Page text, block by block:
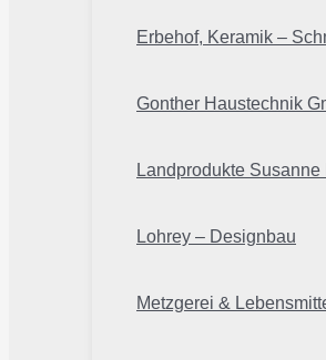
Erbehof, Keramik –
Gonther Haustechnik
Landprodukte Susanne
Lohrey – Designbau
Metzgerei &